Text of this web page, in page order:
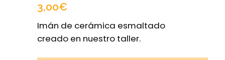
3,00€
Imán de cerámica esmaltado
creado en nuestro taller.